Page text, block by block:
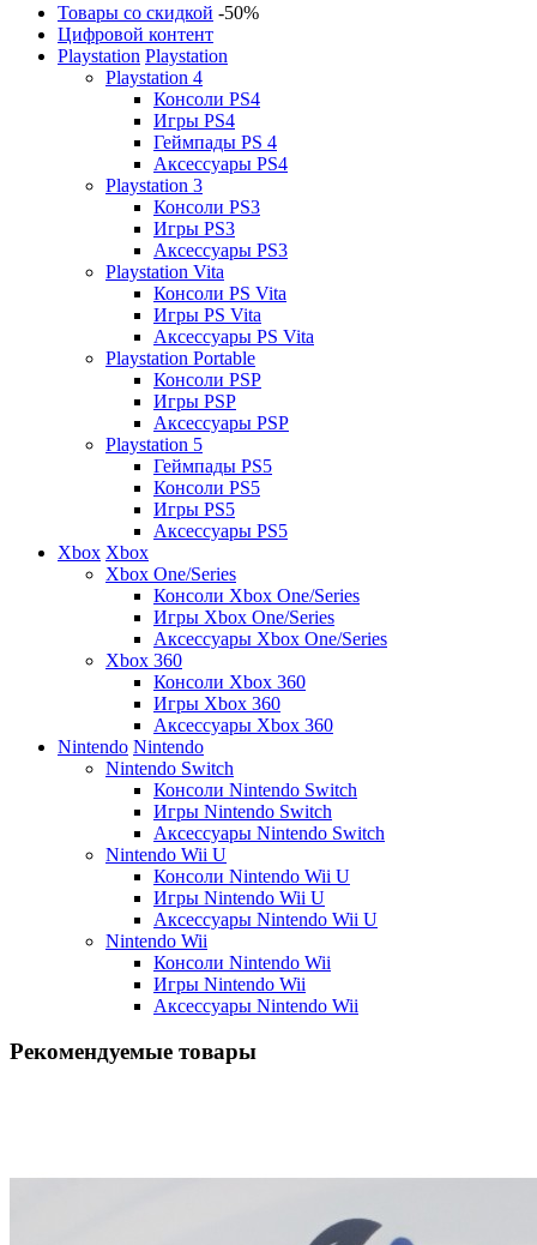
Товары со скидкой -50%
Цифровой контент
Playstation Playstation
Playstation 4
Консоли PS4
Игры PS4
Геймпады PS 4
Аксессуары PS4
Playstation 3
Консоли PS3
Игры PS3
Аксессуары PS3
Playstation Vita
Консоли PS Vita
Игры PS Vita
Аксессуары PS Vita
Playstation Portable
Консоли PSP
Игры PSP
Аксессуары PSP
Playstation 5
Геймпады PS5
Консоли PS5
Игры PS5
Аксессуары PS5
Xbox Xbox
Xbox One/Series
Консоли Xbox One/Series
Игры Xbox One/Series
Аксессуары Xbox One/Series
Xbox 360
Консоли Xbox 360
Игры Xbox 360
Аксессуары Xbox 360
Nintendo Nintendo
Nintendo Switch
Консоли Nintendo Switch
Игры Nintendo Switch
Аксессуары Nintendo Switch
Nintendo Wii U
Консоли Nintendo Wii U
Игры Nintendo Wii U
Аксессуары Nintendo Wii U
Nintendo Wii
Консоли Nintendo Wii
Игры Nintendo Wii
Аксессуары Nintendo Wii
Рекомендуемые товары